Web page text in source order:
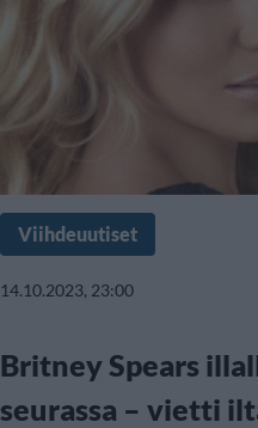
Viihdeuutiset
14.10.2023, 23:00
Britney Spears
seurassa – vietti